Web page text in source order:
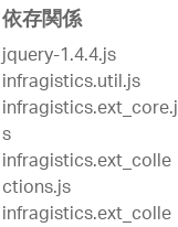
依存関係
jquery-1.4.4.js
infragistics.util.js
infragistics.ext_core.j
s
infragistics.ext_colle
ctions.js
infragistics.ext_colle